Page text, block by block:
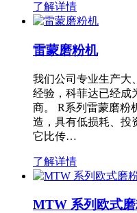
了解详情
雷蒙磨粉机
我们公司专业生产大
经验，科菲达已经成
商。 R系列雷蒙磨粉
造，具有低损耗、投
它比传…
了解详情
MTW 系列欧式